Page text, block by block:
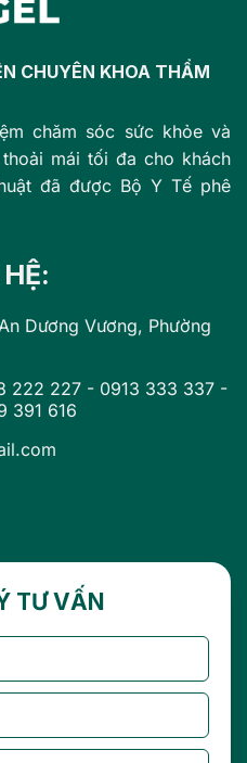
CHUYÊN KHOA THẨM
chăm sóc sức khỏe và
mái tối đa cho khách
đã được Bộ Y Tế phê
Dương Vương, Phường
222 227 - 0913 333 337 -
391 616
TƯ VẤN